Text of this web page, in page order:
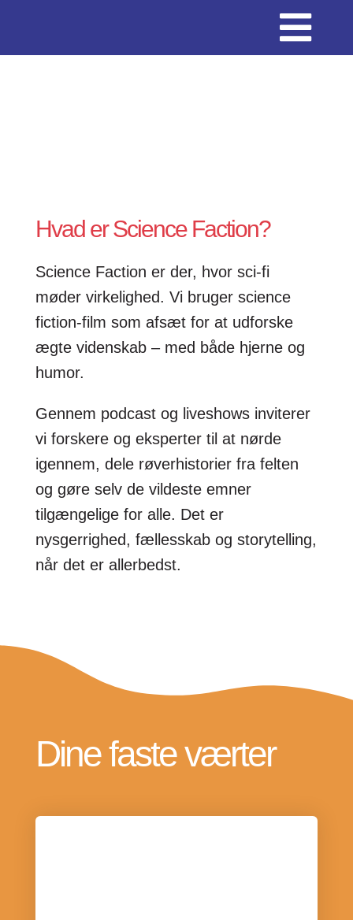
Hvad er Science Faction?
Science Faction er der, hvor sci-fi
møder virkelighed. Vi bruger science
fiction-film som afsæt for at udforske
ægte videnskab – med både hjerne og
humor.
Gennem podcast og liveshows inviterer
vi forskere og eksperter til at nørde
igennem, dele røverhistorier fra felten
og gøre selv de vildeste emner
tilgængelige for alle. Det er
nysgerrighed, fællesskab og storytelling,
når det er allerbedst.
Dine faste værter